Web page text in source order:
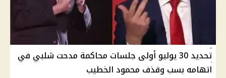
تحديد 30 يوليو أولى جلسات محاكمة مدحت شلبي في
اتهامه بسب وقذف محمود الخطيب